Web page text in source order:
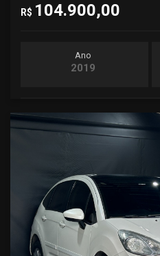
R$ 104.900,00
Ano
2019